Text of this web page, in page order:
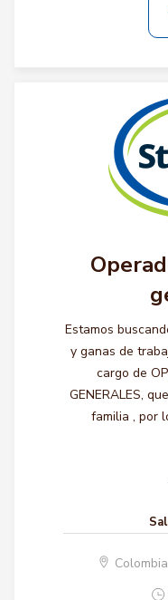
Estamos
y ganas de
cargo de
GENERALES,
familia , por